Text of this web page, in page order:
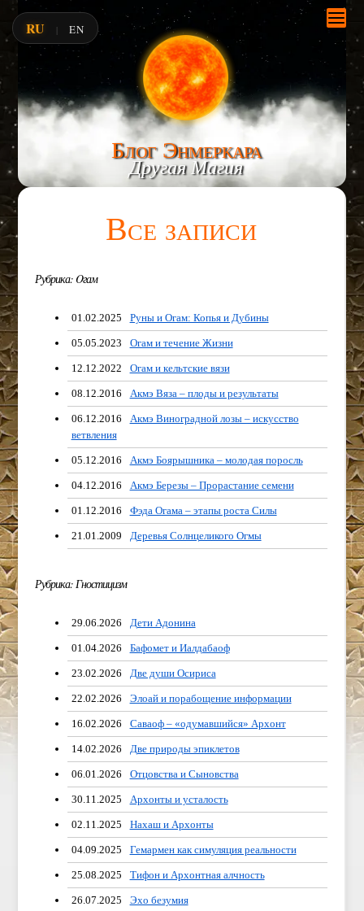
Блог Энмеркара
Другая Магия
Все записи
Рубрика: Oгам
01.02.2025 Руны и Огам: Копья и Дубины
05.05.2023 Огам и течение Жизни
12.12.2022 Огам и кельтские вязи
08.12.2016 Акмэ Вяза – плоды и результаты
06.12.2016
Акмэ Виноградной лозы – искусство
ветвления
05.12.2016 Акмэ Боярышника – молодая поросль
04.12.2016 Акмэ Березы – Прорастание семени
01.12.2016 Фэда Огама – этапы роста Силы
21.01.2009 Деревья Солнцеликого Огмы
Рубрика: Гностицизм
29.06.2026 Дети Адонина
01.04.2026 Бафомет и Иалдабаоф
23.02.2026 Две души Осириса
22.02.2026 Элоай и порабощение информации
16.02.2026 Саваоф – «одумавшийся» Архонт
14.02.2026 Две природы эпиклетов
06.01.2026 Отцовства и Сыновства
30.11.2025 Архонты и усталость
02.11.2025 Нахаш и Архонты
04.09.2025 Гемармен как симуляция реальности
25.08.2025 Тифон и Архонтная алчность
26.07.2025 Эхо безумия
RU | EN